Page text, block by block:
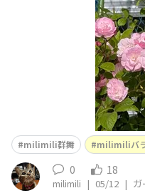
milimili群舞 milimiliバ
0 18
milimili | 05/12 | ガ